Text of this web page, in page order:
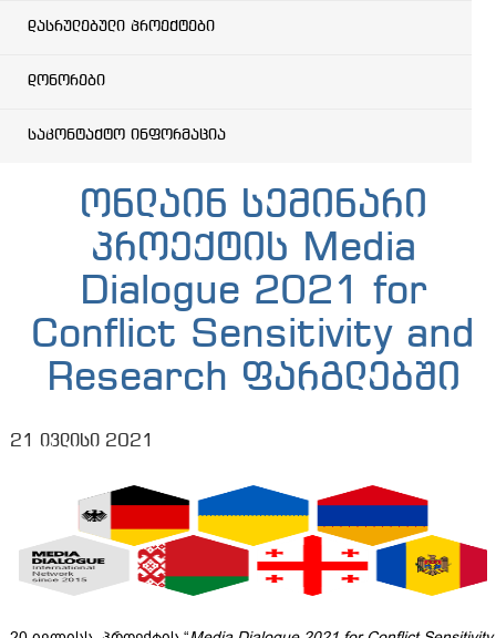
დასრულებული პროექტები
დონორები
საკონტაქტო ინფორმაცია
ონლაინ სემინარი
პროექტის Media
Dialogue 2021 for
Conflict Sensitivity and
Research ფარგლებში
21 ივლისი 2021